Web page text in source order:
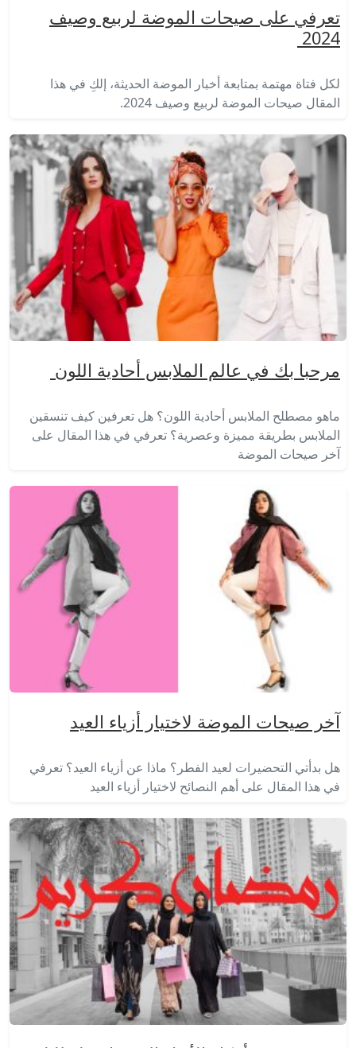
تعرفي على صيحات الموضة لربيع وصيف
2024
لكل فتاة مهتمة بمتابعة أخبار الموضة الحديثة، إلكِ في هذا
المقال صيحات الموضة لربيع وصيف 2024.
مرحبا بك في عالم الملابس أحادية اللون
ماهو مصطلح الملابس أحادية اللون؟ هل تعرفين كيف تنسقين
الملابس بطريقة مميزة وعصرية؟ تعرفي في هذا المقال على
آخر صيحات الموضة
آخر صيحات الموضة لاختيار أزياء العيد
هل بدأتي التحضيرات لعيد الفطر؟ ماذا عن أزياء العيد؟ تعرفي
في هذا المقال على أهم النصائح لاختيار أزياء العيد